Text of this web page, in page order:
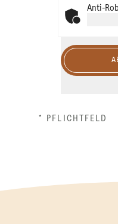
Anti-
* PFLICHTFELD